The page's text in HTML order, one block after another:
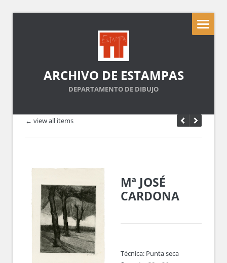
ARCHIVO DE ESTAMPAS
DEPARTAMENTO DE DIBUJO
← view all items
Mª JOSÉ
CARDONA
Técnica: Punta seca